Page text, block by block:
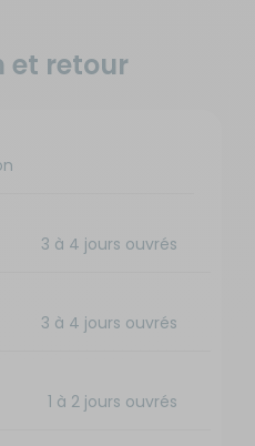
et retour
3 à 4 jours ouvrés
3 à 4 jours ouvrés
1 à 2 jours ouvrés